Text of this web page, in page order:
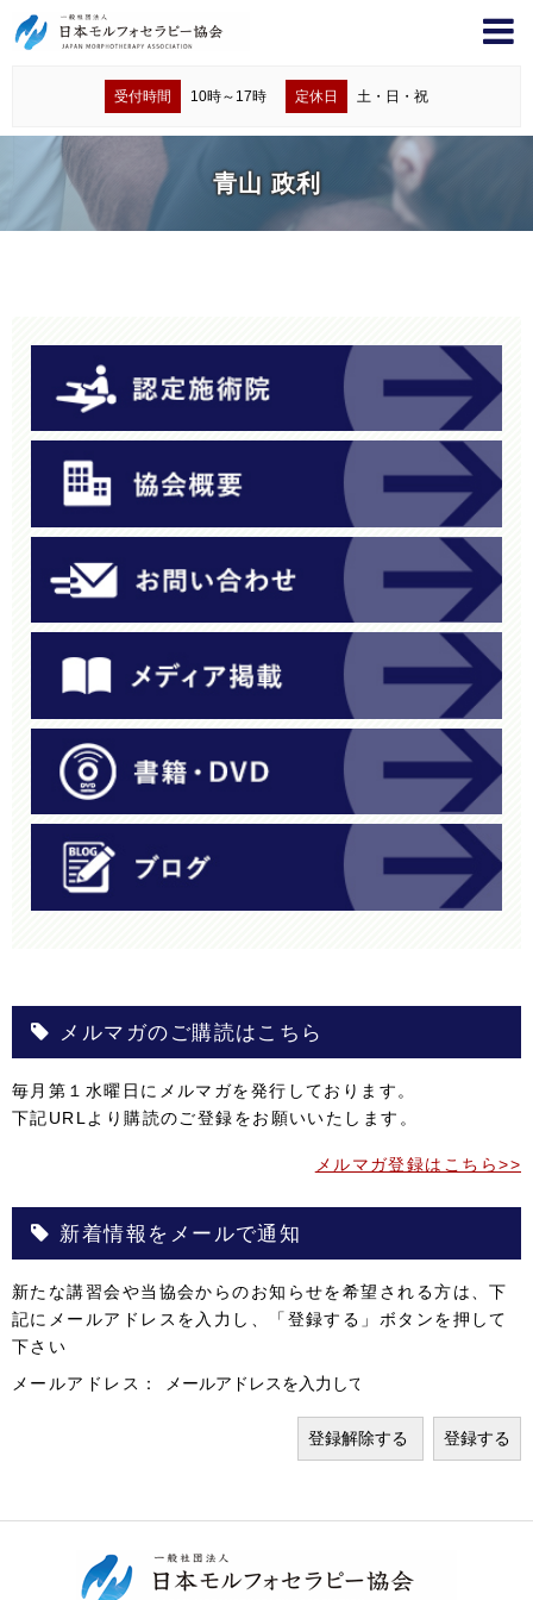
受付時間 10時～17時 定休日 土・日・祝
青山 政利
メルマガのご購読はこちら
毎月第１水曜日にメルマガを発行しております。
下記URLより購読のご登録をお願いいたします。
メルマガ登録はこちら>>
新着情報をメールで通知
新たな講習会や当協会からのお知らせを希望される方は、下
記にメールアドレスを入力し、「登録する」ボタンを押して
下さい
メールアドレス：